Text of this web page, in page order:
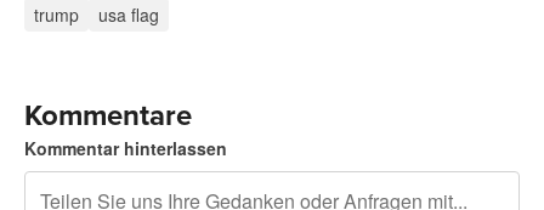
trump
usa flag
Kommentare
Kommentar hinterlassen